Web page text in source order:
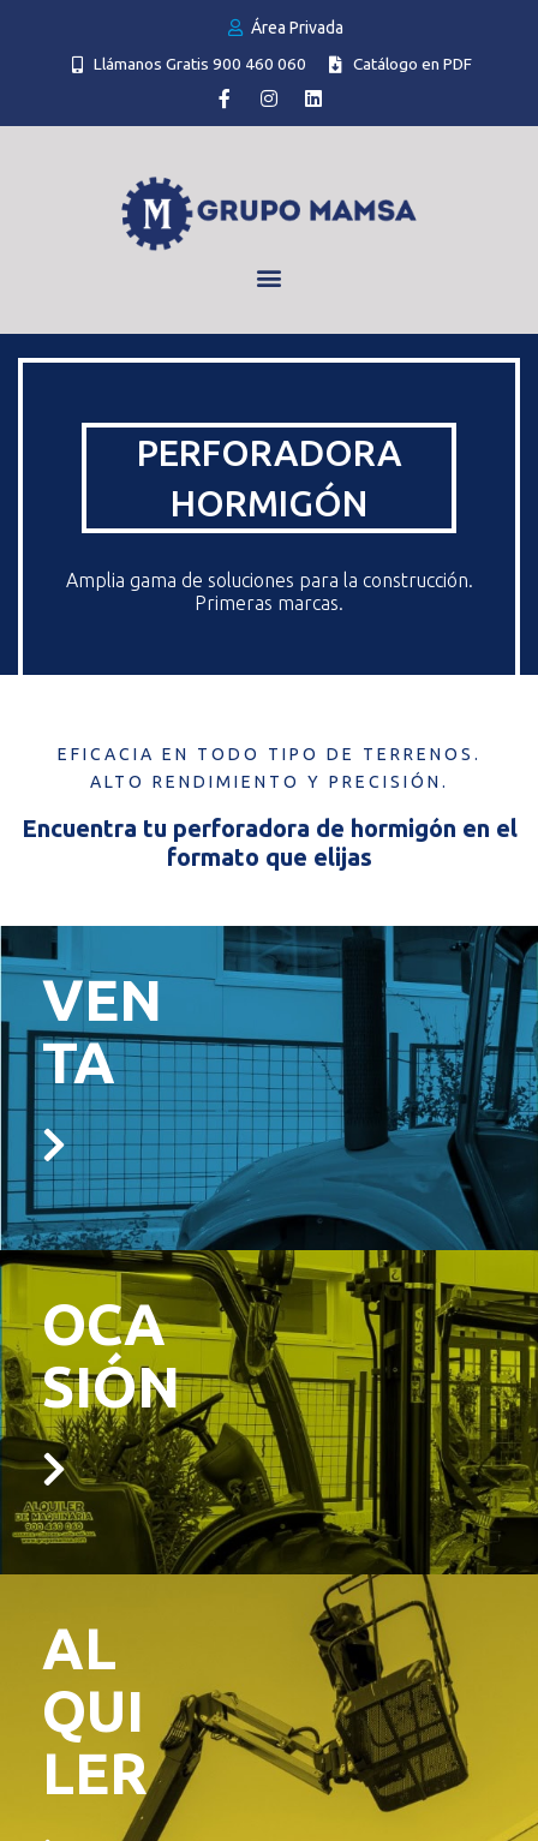
Área Privada
Llámanos Gratis 900 460 060
Catálogo en PDF
PERFORADORA
HORMIGÓN
Amplia gama de soluciones para la construcción.
Primeras marcas.
EFICACIA EN TODO TIPO DE TERRENOS.
ALTO RENDIMIENTO Y PRECISIÓN.
Encuentra tu perforadora de hormigón en el
formato que elijas
VEN
TA
OCA
SIÓN
AL
QUI
LER